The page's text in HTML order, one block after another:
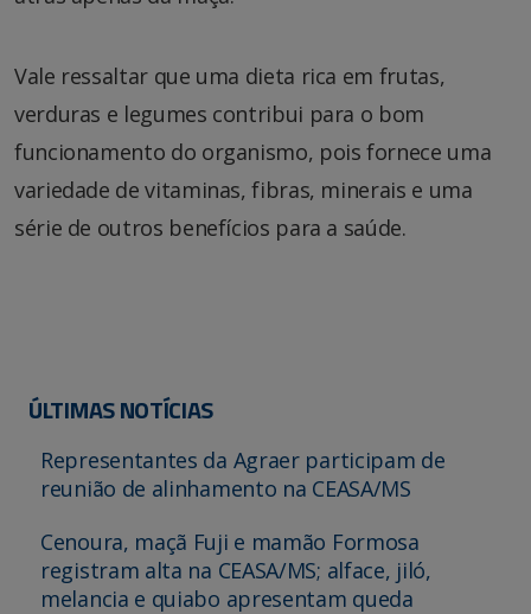
Vale ressaltar que uma dieta rica em frutas,
verduras e legumes contribui para o bom
funcionamento do organismo, pois fornece uma
variedade de vitaminas, fibras, minerais e uma
série de outros benefícios para a saúde.
ÚLTIMAS NOTÍCIAS
Representantes da Agraer participam de
reunião de alinhamento na CEASA/MS
Cenoura, maçã Fuji e mamão Formosa
registram alta na CEASA/MS; alface, jiló,
melancia e quiabo apresentam queda